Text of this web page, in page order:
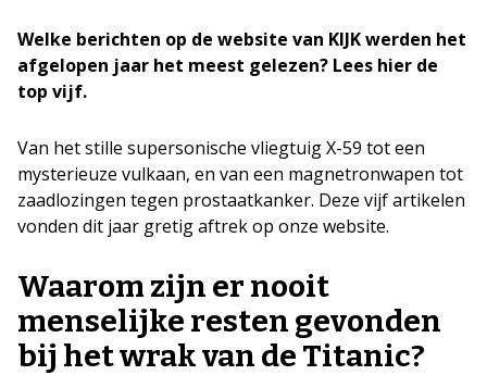
Welke berichten op de website van KIJK werden het
afgelopen jaar het meest gelezen? Lees hier de
top vijf.
Van het stille supersonische vliegtuig X-59 tot een
mysterieuze vulkaan, en van een magnetronwapen tot
zaadlozingen tegen prostaatkanker. Deze vijf artikelen
vonden dit jaar gretig aftrek op onze website.
Waarom zijn er nooit
menselijke resten gevonden
bij het wrak van de Titanic?